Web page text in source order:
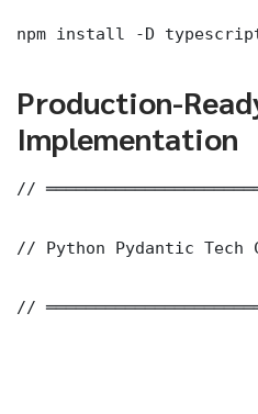
npm install -D
Production-
Implementation
//
// Python Pydantic Tech
//